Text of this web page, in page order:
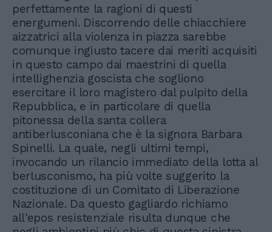
perfettamente la ragioni di questi
energumeni. Discorrendo delle chiacchiere
aizzatrici alla violenza in piazza sarebbe
comunque ingiusto tacere dai meriti acquisiti
in questo campo dai maestrini di quella
intellighenzia goscista che sogliono
esercitare il loro magistero dal pulpito della
Repubblica, e in particolare di quella
pitonessa della santa collera
antiberlusconiana che è la signora Barbara
Spinelli. La quale, negli ultimi tempi,
invocando un rilancio immediato della lotta al
berlusconismo, ha più volte suggerito la
costituzione di un Comitato di Liberazione
Nazionale. Da questo gagliardo richiamo
all'epos resistenziale risulta dunque che